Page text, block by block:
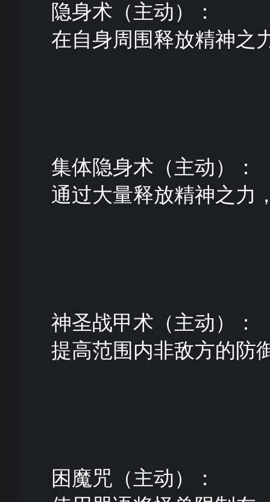
隐身术（主动）：
在自身周围释放精神之
集体隐身术（主动）：
通过大量释放精神之力
神圣战甲术（主动）：
提高范围内非敌方的防
困魔咒（主动）：